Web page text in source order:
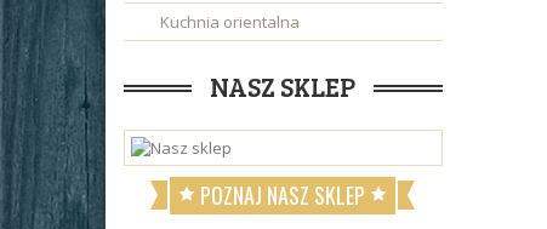
Kuchnia orientalna
NASZ SKLEP
POZNAJ NASZ SKLEP